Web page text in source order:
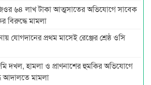
৬৪ লাখ টাকা আত্মসাতের অভিযোগে সাবেক
বিরুদ্ধে মামলা
যোগদানের প্রথম মাসেই রেঞ্জের শ্রেষ্ঠ ওসি
দখল, হামলা ও প্রাণনাশের হুমকির অভিযোগে
আদালতে মামলা